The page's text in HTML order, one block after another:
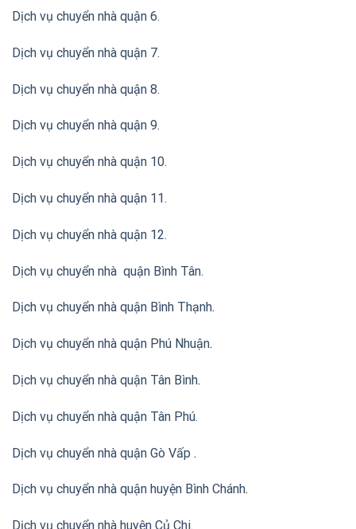
Dịch vụ chuyển nhà quận 6.
Dịch vụ chuyển nhà quận 7.
Dịch vụ chuyển nhà quận 8.
Dịch vụ chuyển nhà quận 9.
Dịch vụ chuyển nhà quận 10.
Dịch vụ chuyển nhà quận 11.
Dịch vụ chuyển nhà quận 12.
Dịch vụ chuyển nhà quận Bình Tân.
Dịch vụ chuyển nhà quận Bình Thạnh.
Dịch vụ chuyển nhà quận Phú Nhuận.
Dịch vụ chuyển nhà quận Tân Bình.
Dịch vụ chuyển nhà quận Tân Phú.
Dịch vụ chuyển nhà quận Gò Vấp .
Dịch vụ chuyển nhà quận huyện Bình Chánh.
Dịch vụ chuyển nhà huyện Củ Chi.